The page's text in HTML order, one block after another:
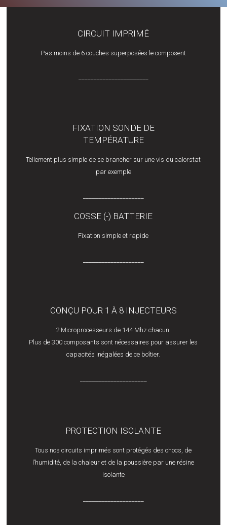
CIRCUIT IMPRIMÉ
Pas moins de 6 couches superposées le composent
FIXATION SONDE DE
TEMPÉRATURE
Tellement plus simple de se brancher sur une vis du calorstat
par exemple
COSSE (-) BATTERIE
Fixation simple et rapide
CONÇU POUR 1 À 8 INJECTEURS
2 Microprocesseurs de 144 Mhz chacun.
Plus de 300 composants sont nécessaires pour assurer les
capacités inégalées de ce boîtier.
PROTECTION ISOLANTE
Tous nos circuits imprimés sont protégés des chocs, de
l’humidité, de la chaleur et de la poussière par une résine
isolante